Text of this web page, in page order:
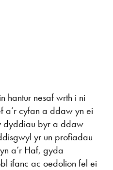
hantur nesaf wrth i ni
a’r cyfan a ddaw yn ei
dyddiau byr a ddaw
yr un profiadau
a’r Haf, gyda
ifanc ac oedolion fel ei